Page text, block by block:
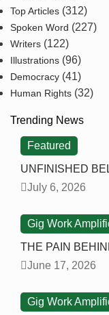
Top Articles (312)
Spoken Word (227)
Writers (122)
Illustrations (96)
Democracy (41)
Human Rights (32)
Trending News
Featured
UNFINISHED
July 6, 2026
Gig Work
THE PAIN
June 17, 2026
Gig Work